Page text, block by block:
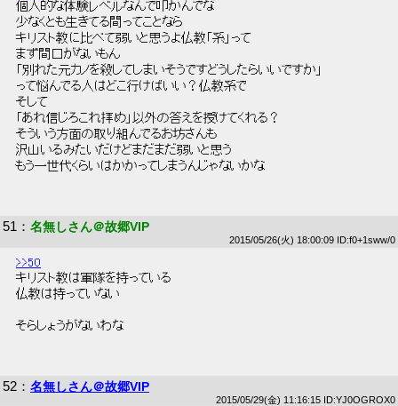
個人的な体験レベルなんで叩かんでな
少なくとも生きてる間ってことなら
キリスト教に比べて弱いと思うよ仏教「系」って
まず間口がないもん
「別れた元カノを殺してしまいそうですどうしたらいいですか」
って悩んでる人はどこ行けばいい？仏教系で
そして
「あれ信じろこれ拝め」以外の答えを授けてくれる？
そういう方面の取り組んでるお坊さんも
沢山いるみたいだけどまだまだ弱いと思う
もう一世代くらいはかかってしまうんじゃないかな
51 ： 名無しさん＠故郷VIP
2015/05/26(火) 18:00:09 ID:f0+1sww/0
>>50
キリスト教は軍隊を持っている
仏教は持っていない
そらしょうがないわな
52 ： 名無しさん＠故郷VIP
2015/05/29(金) 11:16:15 ID:YJ0OGROX0